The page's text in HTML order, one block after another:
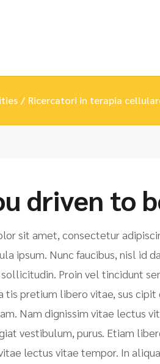
Ricercatori in terapia
driven to
sit amet, consectetur
ipsum. Nunc faucibus, nisl id
Proin vel tincidunt
tis pretium libero vitae, sus cipit
Nam dignissim vitae lectus
vestibulum, purus. Etiam
lectus vitae tempor. In